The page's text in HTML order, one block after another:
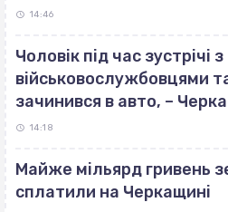
14:46
Чоловік під час зустрічі з
військовослужбовцями
зачинився в авто, –
14:18
Майже мільярд гривень
сплатили на Черкащині